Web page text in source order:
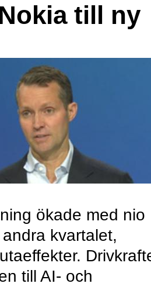
till ny
ökade med nio
kvartalet,
till AI- och